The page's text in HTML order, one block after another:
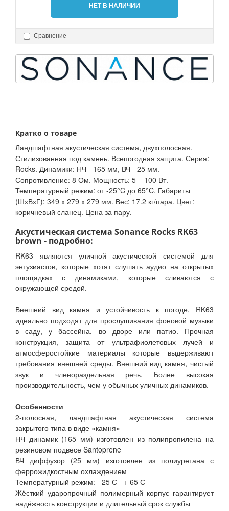
НЕТ В НАЛИЧИИ
Сравнение
Кратко о товаре
Ландшафтная акустическая система, двухполосная.
Стилизованная под камень. Всепогодная защита. Серия:
Rocks. Динамики: НЧ - 165 мм, ВЧ - 25 мм.
Сопротивление: 8 Ом. Мощность: 5 – 100 Вт.
Температурный режим: от -25°C до 65°C. Габариты
(ШхВхГ): 349 х 279 х 279 мм. Вес: 17.2 кг/пара. Цвет:
коричневый сланец. Цена за пару.
Акустическая система Sonance Rocks RK63
brown - подробно:
RK63 являются уличной акустической системой для
энтузиастов, которые хотят слушать аудио на открытых
площадках с динамиками, которые сливаются с
окружающей средой.
Внешний вид камня и устойчивость к погоде, RK63
идеально подходят для прослушивания фоновой музыки
в саду, у бассейна, во дворе или патио. Прочная
конструкция, защита от ультрафиолетовых лучей и
атмосферостойкие материалы которые выдерживают
требования внешней среды. Внешний вид камня, чистый
звук и членораздельная речь. Более высокая
производительность, чем у обычных уличных динамиков.
Особенности
2-полосная, ландшафтная акустическая система
закрытого типа в виде «камня»
НЧ динамик (165 мм) изготовлен из полипропилена на
резиновом подвесе Santoprene
ВЧ диффузор (25 мм) изготовлен из полиуретана с
феррожидкостным охлаждением
Температурный режим: - 25 С - + 65 С
Жёсткий ударопрочный полимерный корпус гарантирует
надёжность конструкции и длительный срок службы